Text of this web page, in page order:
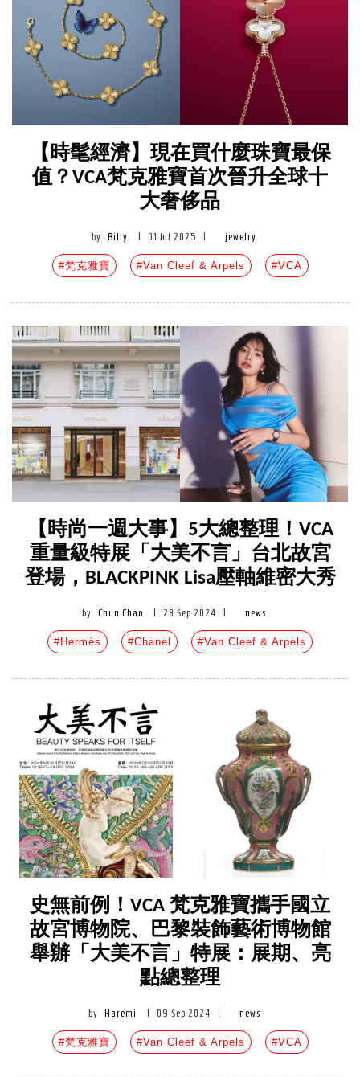
【時髦經濟】現在買什麼珠寶最保
值？VCA梵克雅寶首次晉升全球十
大奢侈品
by Billy 01 Jul 2025 jewelry
#梵克雅寶 #Van Cleef & Arpels #VCA
【時尚一週大事】5大總整理！VCA
重量級特展「大美不言」台北故宮
登場，BLACKPINK Lisa壓軸維密大秀
by Chun Chao 28 Sep 2024 news
#Hermès #Chanel #Van Cleef & Arpels
史無前例！VCA 梵克雅寶攜手國立
故宮博物院、巴黎裝飾藝術博物館
舉辦「大美不言」特展：展期、亮
點總整理
by Haremi 09 Sep 2024 news
#梵克雅寶 #Van Cleef & Arpels #VCA